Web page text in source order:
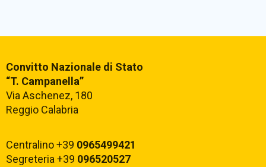
Convitto Nazionale di Stato
“T. Campanella”
Via Aschenez, 180
Reggio Calabria
Centralino +39 0965499421
Segreteria +39 096520527